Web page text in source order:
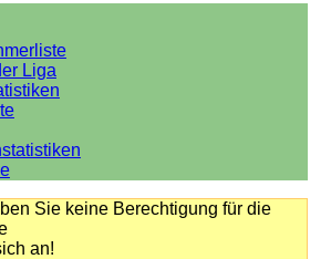
Liga
Sie keine Berechtigung für die
an!